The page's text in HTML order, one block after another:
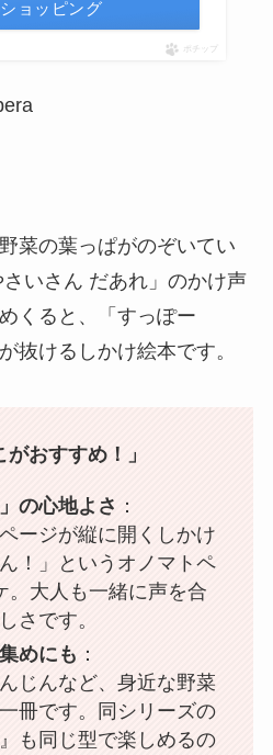
ョッピング
ポチップ
菜の葉っぱがのぞいてい
いさん だあれ」のかけ声
くると、「すっぽー
抜けるしかけ絵本です。
おすすめ！」
の心地よさ ：
ージが縦に開くしかけ
！」というオノマトペ
。大人も一緒に声を合
さです。
めにも ：
じんなど、身近な野菜
冊です。同シリーズの
も同じ型で楽しめるの